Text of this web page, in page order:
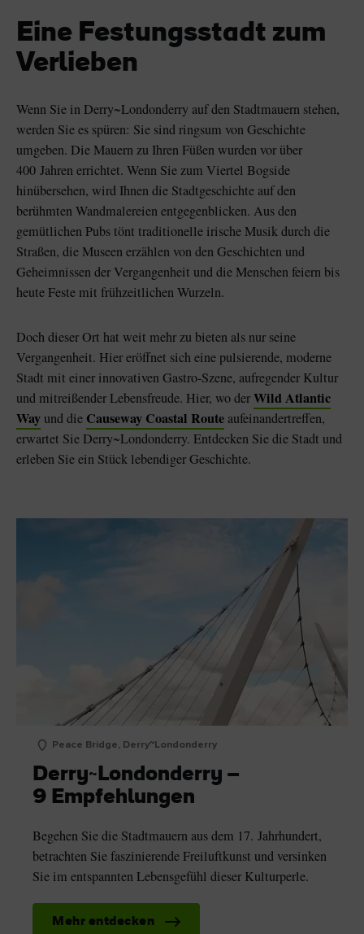
Blarney Castle
Studiotour
Eine Festungsstadt zum
Verlieben
Wenn Sie in Derry~Londonderry auf den Stadtmauern stehen,
werden Sie es spüren: Sie sind ringsum von Geschichte
umgeben. Die Mauern zu Ihren Füßen wurden vor über
400 Jahren errichtet. Wenn Sie zum Viertel Bogside
hinübersehen, wird Ihnen die Stadtgeschichte auf den
berühmten Wandmalereien entgegenblicken. Aus den
gemütlichen Pubs tönt traditionelle irische Musik durch die
Straßen, die Museen erzählen von den Geschichten und
Geheimnissen der Vergangenheit und die Menschen feiern bis
heute Feste mit frühzeitlichen Wurzeln.
Doch dieser Ort hat weit mehr zu bieten als nur seine
Vergangenheit. Hier eröffnet sich eine pulsierende, moderne
Stadt mit einer innovativen Gastro-Szene, aufregender Kultur
und mitreißender Lebensfreude. Hier, wo derWild Atlantic
Wayund die Causeway Coastal Route aufeinandertreffen,
erwartet Sie Derry~Londonderry. Entdecken Sie die Stadt und
erleben Sie ein Stück lebendiger Geschichte.
Peace Bridge, Derry~Londonderry
Derry~Londonderry –
9 Empfehlungen
Begehen Sie die Stadtmauern aus dem 17. Jahrhundert,
betrachten Sie faszinierende Freiluftkunst und versinken
Sie im entspannten Lebensgefühl dieser Kulturperle.
Mehr entdecken